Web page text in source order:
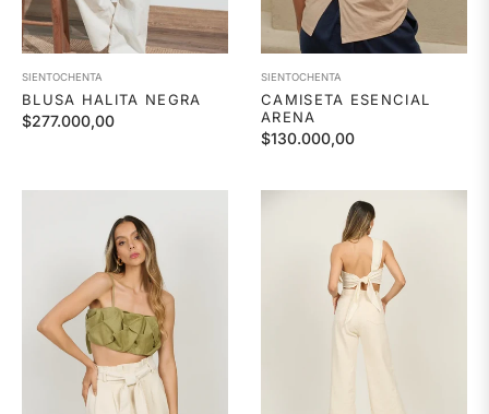
SIENTOCHENTA
BLUSA HALITA NEGRA
Precio
$277.000,00
SIENTOCHENTA
CAMISETA ESENCIAL
ARENA
Precio
$130.000,00